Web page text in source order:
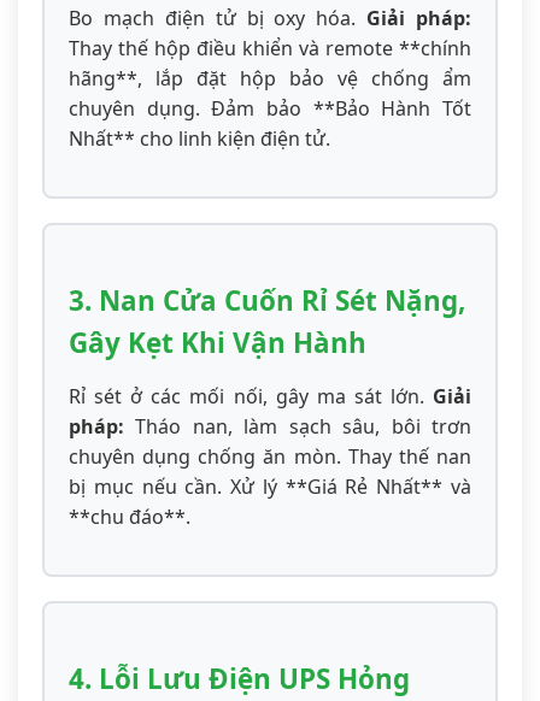
Bo mạch điện tử bị oxy hóa. Giải pháp:
Thay thế hộp điều khiển và remote **chính
hãng**, lắp đặt hộp bảo vệ chống ẩm
chuyên dụng. Đảm bảo **Bảo Hành Tốt
Nhất** cho linh kiện điện tử.
3. Nan Cửa Cuốn Rỉ Sét Nặng,
Gây Kẹt Khi Vận Hành
Rỉ sét ở các mối nối, gây ma sát lớn. Giải
pháp: Tháo nan, làm sạch sâu, bôi trơn
chuyên dụng chống ăn mòn. Thay thế nan
bị mục nếu cần. Xử lý **Giá Rẻ Nhất** và
**chu đáo**.
4. Lỗi Lưu Điện UPS Hỏng